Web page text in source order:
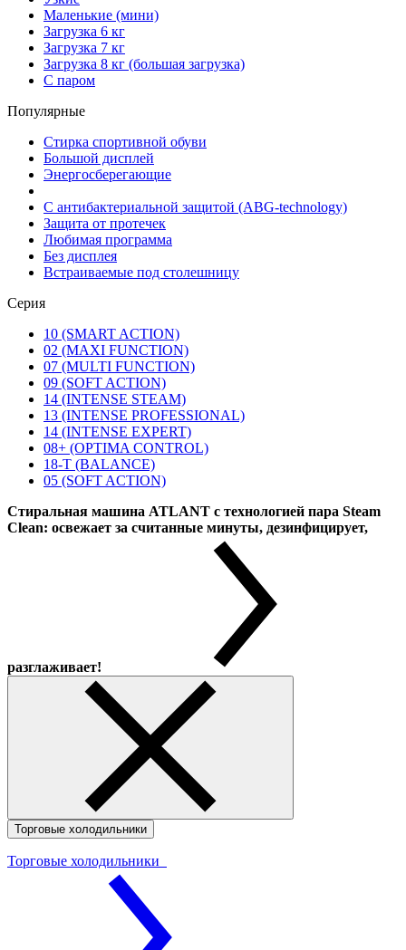
Маленькие (мини)
Загрузка 6 кг
Загрузка 7 кг
Загрузка 8 кг (большая загрузка)
С паром
Популярные
Стирка спортивной обуви
Большой дисплей
Энергосберегающие
С антибактериальной защитой (ABG-technology)
Защита от протечек
Любимая программа
Без дисплея
Встраиваемые под столешницу
Серия
10 (SMART ACTION)
02 (MAXI FUNCTION)
07 (MULTI FUNCTION)
09 (SOFT ACTION)
14 (INTENSE STEAM)
13 (INTENSE PROFESSIONAL)
14 (INTENSE EXPERT)
08+ (OPTIMA CONTROL)
18-T (BALANCE)
05 (SOFT ACTION)
Стиральная машина ATLANT с технологией пара Steam
Clean: освежает за считанные минуты, дезинфицирует,
разглаживает!
Торговые холодильники
Торговые холодильники